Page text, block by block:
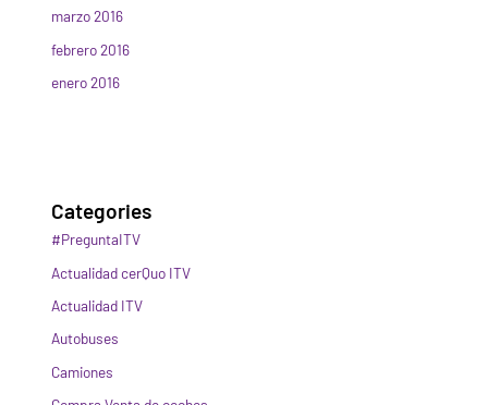
marzo 2016
febrero 2016
enero 2016
Categories
#PreguntaITV
Actualidad cerQuo ITV
Actualidad ITV
Autobuses
Camiones